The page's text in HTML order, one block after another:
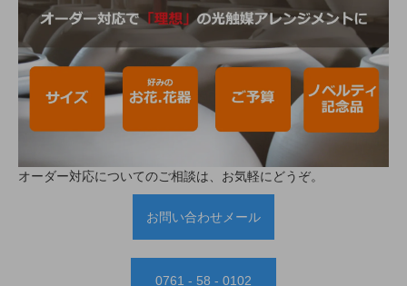
オーダー対応についてのご相談は、お気軽にどうぞ。
お問い合わせメール
0761 - 58 - 0102